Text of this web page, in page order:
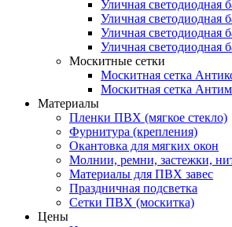
Уличная светодиодная
Уличная светодиодная
Уличная светодиодная
Уличная светодиодная
Москитные сетки
Москитная сетка
Москитная сетка
Материалы
Пленки ПВХ (мягкое стекло)
Фурнитура (крепления)
Окантовка для мягких окон
Молнии, ремни, застежки,
Материалы для ПВХ завес
Праздничная подсветка
Сетки ПВХ (москитка)
Цены